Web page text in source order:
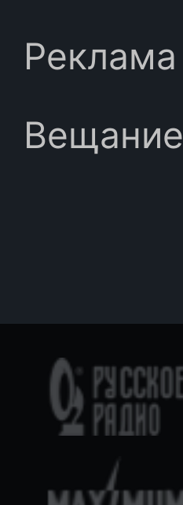
Реклама
Вещание